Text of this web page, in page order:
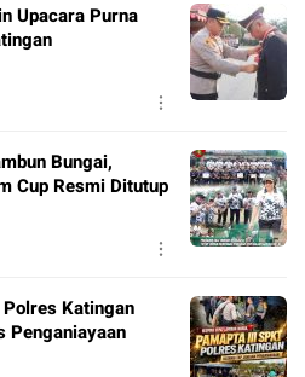
Upacara Purna
Bungai,
Cup Resmi Ditutup
Katingan
Penganiayaan